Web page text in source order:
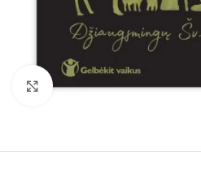
Click to enlarge